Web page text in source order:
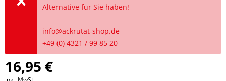
Alternative für Sie haben!
info@ackrutat-shop.de
+49 (0) 4321 / 99 85 20
16,95 €